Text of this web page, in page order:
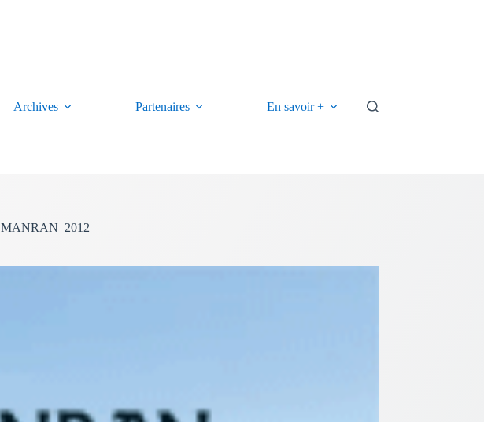
Archives Partenaires En savoir +
MANRAN_2012